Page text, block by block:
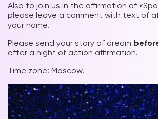
Also to join us in the affirmation of
please leave a comment with text of
your name.
Please send your story of dream
after a night of action affirmation.
Time zone: Moscow.